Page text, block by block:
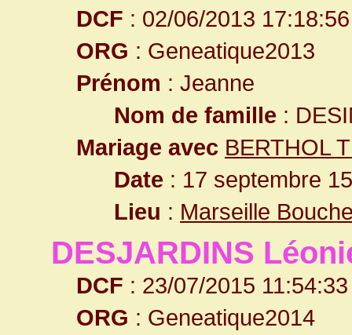
DCF : 02/06/2013 17:18:56
ORG : Geneatique2013
Prénom : Jeanne
Nom de famille :
Mariage avec BERTHOL
Date : 17 septembre
Lieu : Marseille
DESJARDINS
DCF : 23/07/2015 11:54:33
ORG : Geneatique2014